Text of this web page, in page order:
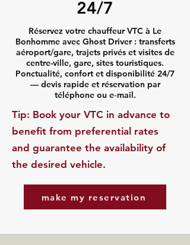
24/7
Réservez votre chauffeur VTC à Le
Bonhomme avec Ghost Driver : transferts
aéroport/gare, trajets privés et visites de
centre-ville, gare, sites touristiques.
Ponctualité, confort et disponibilité 24/7
— devis rapide et réservation par
téléphone ou e‑mail.
​Tip: Book your VTC in advance to
benefit from preferential rates
and guarantee the availability of
the desired vehicle.
make my reservation